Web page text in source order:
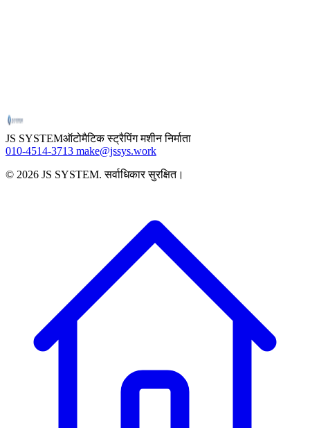
010-4514-3713
JS SYSTEMऑटोमैटिक स्ट्रैपिंग मशीन निर्माता
010-4514-3713 make@jssys.work
© 2026 JS SYSTEM.सर्वाधिकार सुरक्षित।